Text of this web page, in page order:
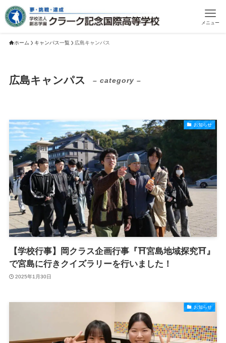
メニュー
ホーム キャンパス一覧 広島キャンパス
広島キャンパス – category –
お知らせ
【学校行事】岡クラス企画行事『⛩️宮島地域探究⛩️』
で宮島に行きクイズラリーを行いました！
2025年1月30日
お知らせ